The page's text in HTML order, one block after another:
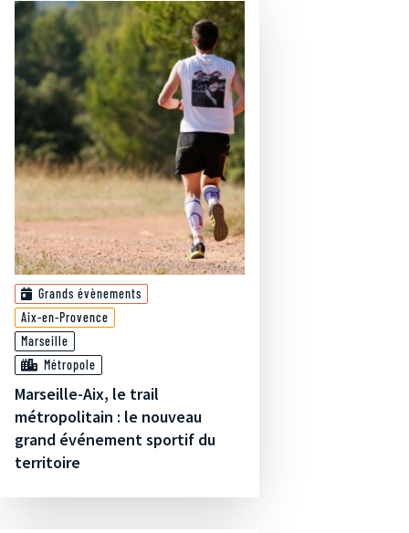
Grands évènements
Aix-en-Provence
Marseille
Métropole
Marseille-Aix, le trail
métropolitain : le nouveau
grand événement sportif du
territoire